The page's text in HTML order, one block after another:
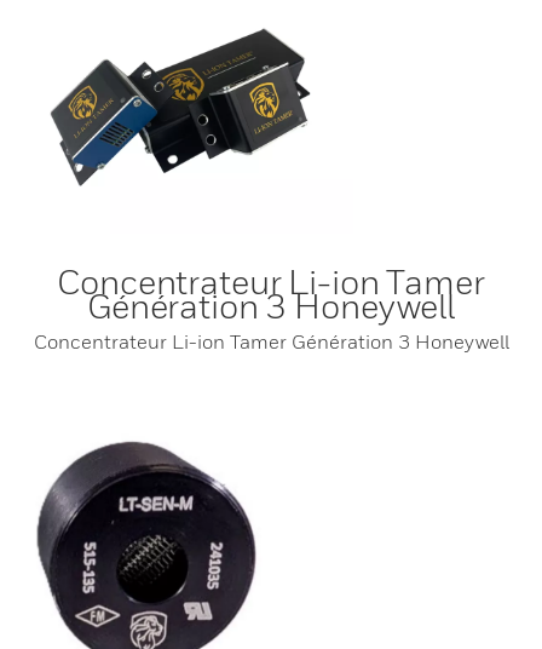
Concentrateur Li-ion Tamer
Génération 3 Honeywell
Concentrateur Li-ion Tamer Génération 3 Honeywell